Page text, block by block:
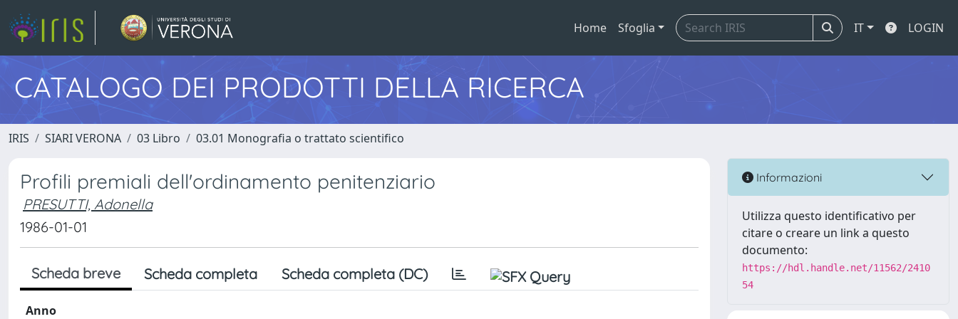
Home Sfoglia IT LOGIN
CATALOGO DEI PRODOTTI DELLA RICERCA
IRIS SIARI VERONA 03 Libro 03.01 Monografia o trattato scientifico
Profili premiali dell'ordinamento penitenziario
PRESUTTI, Adonella
1986-01-01
Scheda breve Scheda completa Scheda completa (DC)
Anno
Informazioni
Utilizza questo identificativo per
citare o creare un link a questo
documento:
https://hdl.handle.net/11562/2410
54